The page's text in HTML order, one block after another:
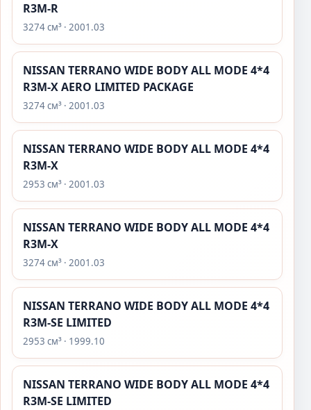
R3M-R
3274 см³ · 2001.03
NISSAN TERRANO WIDE BODY ALL MODE 4*4
R3M-X AERO LIMITED PACKAGE
3274 см³ · 2001.03
NISSAN TERRANO WIDE BODY ALL MODE 4*4
R3M-X
2953 см³ · 2001.03
NISSAN TERRANO WIDE BODY ALL MODE 4*4
R3M-X
3274 см³ · 2001.03
NISSAN TERRANO WIDE BODY ALL MODE 4*4
R3M-SE LIMITED
2953 см³ · 1999.10
NISSAN TERRANO WIDE BODY ALL MODE 4*4
R3M-SE LIMITED